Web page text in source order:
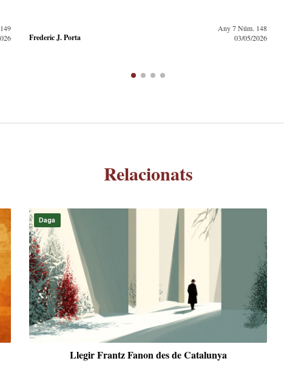
Frederic J. Porta
Any 6 Núm. 143
21/12/2025
Relacionats
El caràcter català: entre el trauma històric i el soroll